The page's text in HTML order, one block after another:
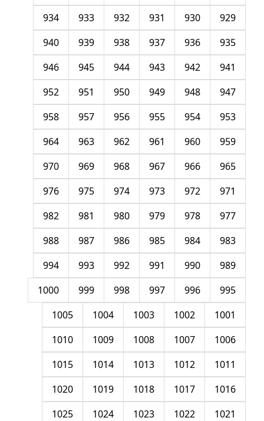
929
930
931
932
933
934
935
936
937
938
939
940
941
942
943
944
945
946
947
948
949
950
951
952
953
954
955
956
957
958
959
960
961
962
963
964
965
966
967
968
969
970
971
972
973
974
975
976
977
978
979
980
981
982
983
984
985
986
987
988
989
990
991
992
993
994
995
996
997
998
999
1000
1001
1002
1003
1004
1005
1006
1007
1008
1009
1010
1011
1012
1013
1014
1015
1016
1017
1018
1019
1020
1021
1022
1023
1024
1025